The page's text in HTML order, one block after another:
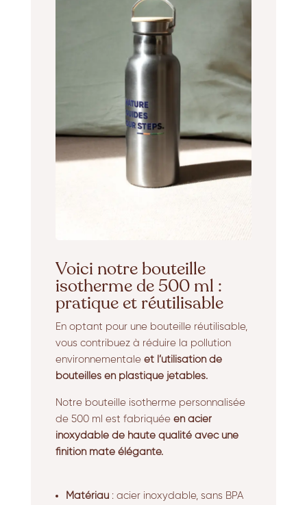
Voici notre bouteille
isotherme de 500 ml :
pratique et réutilisable
En optant pour une bouteille réutilisable,
vous contribuez à réduire la pollution
environnementale et l’utilisation de
bouteilles en plastique jetables.
Notre bouteille isotherme personnalisée
de 500 ml est fabriquée en acier
inoxydable de haute qualité avec une
finition mate élégante.
Matériau: acier inoxydable, sans BPA